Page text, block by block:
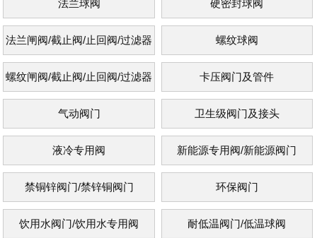
法兰球阀 硬密封球阀
法兰闸阀/截止阀/止回阀/过滤器 螺纹球阀
螺纹闸阀/截止阀/止回阀/过滤器 卡压阀门及管件
气动阀门 卫生级阀门及接头
液冷专用阀 新能源专用阀/新能源阀门
禁铜锌阀门/禁锌铜阀门 环保阀门
饮用水阀门/饮用水专用阀 耐低温阀门/低温球阀